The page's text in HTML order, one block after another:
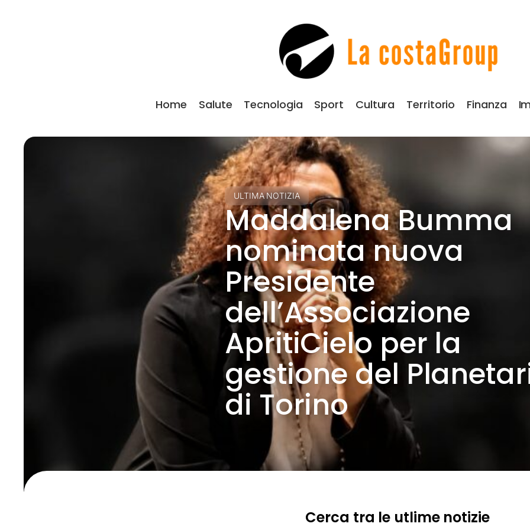
Home Salute Tecnologia Sport Cultura Territorio Finanza
ULTIMA NOTIZIA
Maddalena Bumma
nominata nuova
Presidente
dell’Associazione
ApritiCielo per la
gestione del
di Torino
Cerca tra le utlime notizie